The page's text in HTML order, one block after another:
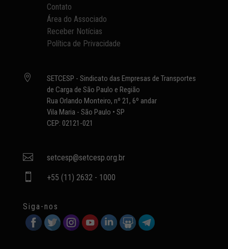
Contato
Área do Associado
Receber Notícias
Política de Privacidade

SETCESP - Sindicato das Empresas de Transportes
de Carga de São Paulo e Região
Rua Orlando Monteiro, nº 21, 6º andar
Vila Maria - São Paulo • SP
CEP: 02121-021
 setcesp@setcesp.org.br
 +55 (11) 2632 - 1000
Siga-nos